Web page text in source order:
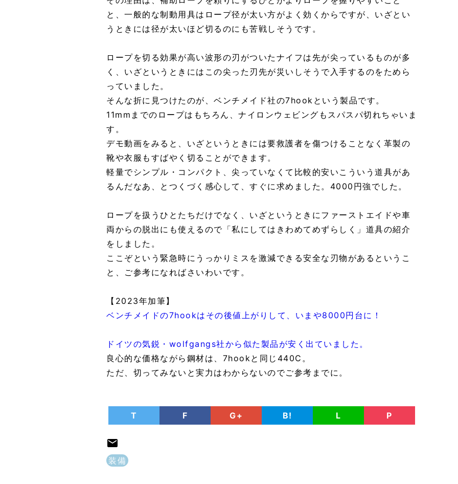
と、一般的な制動用具はロープ径が太い方がよく効くからですが、いざとい
うときには径が太いほど切るのにも苦戦しそうです。
ロープを切る効果が高い波形の刃がついたナイフは先が尖っているものが多
く、いざというときにはこの尖った刃先が災いしそうで入手するのをためら
っていました。
そんな折に見つけたのが、ベンチメイド社の7hookという製品です。
11mmまでのロープはもちろん、ナイロンウェビングもスパスパ切れちゃいま
す。
デモ動画をみると、いざというときには要救護者を傷つけることなく革製の
靴や衣服もすばやく切ることができます。
軽量でシンプル・コンパクト、尖っていなくて比較的安いこういう道具があ
るんだなあ、とつくづく感心して、すぐに求めました。4000円強でした。
ロープを扱うひとたちだけでなく、いざというときにファーストエイドや車
両からの脱出にも使えるので「私にしてはきわめてめずらしく」道具の紹介
をしました。
ここぞという緊急時にうっかりミスを激減できる安全な刃物があるというこ
と、ご参考になればさいわいです。
【2023年加筆】
ベンチメイドの7hookはその後値上がりして、いまや8000円台に！
ドイツの気鋭・wolfgangs社から似た製品が安く出ていました。
良心的な価格ながら鋼材は、7hookと同じ440C。
ただ、切ってみないと実力はわからないのでご参考までに。
T F G+ B! L P
装備